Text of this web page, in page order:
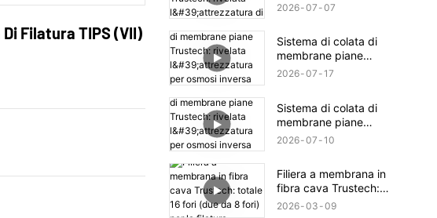
Filatura TIPS (VII)
cava Trustech: rivelata
2026 07 07
Sistema di colata di
membrane piane
Trustech: rivelata
2026 07 17
Sistema di colata di
membrane piane
Trustech: rivelata
2026 07 10
Filiera a membrana in
fibra cava Trustech:
totale 16 fori (due da 8
2026 03 09